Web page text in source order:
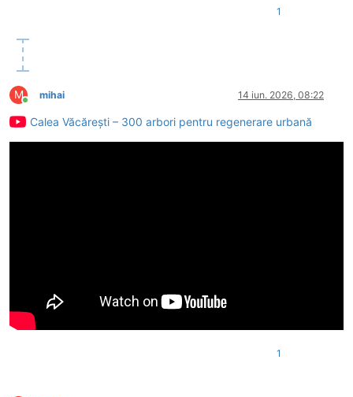
1
M
Conectat
mihai 14 iun. 2026, 08:22
Calea Văcărești – 300 arbori pentru regenerare urbană
1